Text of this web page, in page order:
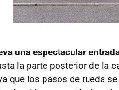
una espectacular
la parte posterior de la
que los pasos de rueda